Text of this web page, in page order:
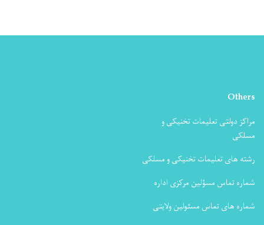
Others
مراکز دولتی تعلیمات تخنیکی و
مسلکی
رشته های تعلیمات تخنیکی و مسلکی
شماره تماس مسؤلین مرکزی اداره
شماره های تماس مسئولین ولایتی